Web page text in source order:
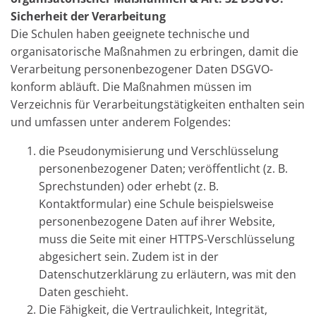
Sicherheit der Verarbeitung
Die Schulen haben geeignete technische und
organisatorische Maßnahmen zu erbringen, damit die
Verarbeitung personenbezogener Daten DSGVO-
konform abläuft. Die Maßnahmen müssen im
Verzeichnis für Verarbeitungstätigkeiten enthalten sein
und umfassen unter anderem Folgendes:
die Pseudonymisierung und Verschlüsselung
personenbezogener Daten; veröffentlicht (z. B.
Sprechstunden) oder erhebt (z. B.
Kontaktformular) eine Schule beispielsweise
personenbezogene Daten auf ihrer Website,
muss die Seite mit einer HTTPS-Verschlüsselung
abgesichert sein. Zudem ist in der
Datenschutzerklärung zu erläutern, was mit den
Daten geschieht.
Die Fähigkeit, die Vertraulichkeit, Integrität,